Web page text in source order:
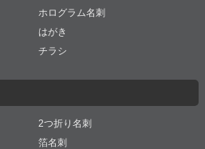
ホログラム名刺
はがき
チラシ
2つ折り名刺
箔名刺